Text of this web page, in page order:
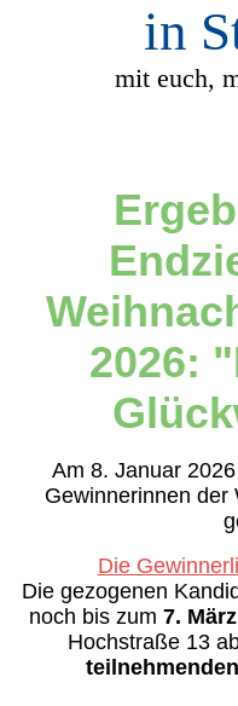
in
mit euch,
2026:
Am 8. Januar
Gewinnerinnen der
Die
Die gezogenen
noch bis zum 7.
Hochstraße 13